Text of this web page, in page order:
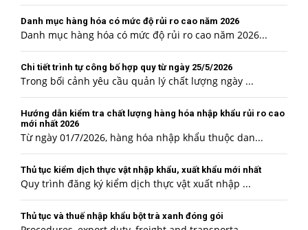
Danh mục hàng hóa có mức độ rủi ro cao năm 2026
Danh mục hàng hóa có mức độ rủi ro cao năm 2026...
Chi tiết trình tự công bố hợp quy từ ngày 25/5/2026
Trong bối cảnh yêu cầu quản lý chất lượng ngày ...
Hướng dẫn kiểm tra chất lượng hàng hóa nhập khẩu rủi ro cao
mới nhất 2026
Từ ngày 01/7/2026, hàng hóa nhập khẩu thuộc dan...
Thủ tục kiểm dịch thực vật nhập khẩu, xuất khẩu mới nhất
Quy trình đăng ký kiểm dịch thực vật xuất nhập ...
Thủ tục và thuế nhập khẩu bột trà xanh đóng gói